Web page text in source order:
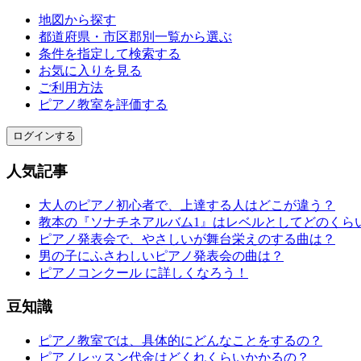
地図から探す
都道府県・市区郡別一覧から選ぶ
条件を指定して検索する
お気に入りを見る
ご利用方法
ピアノ教室を評価する
ログインする
人気記事
大人のピアノ初心者で、上達する人はどこが違う？
教本の『ソナチネアルバム1』はレベルとしてどのくら
ピアノ発表会で、やさしいが舞台栄えのする曲は？
男の子にふさわしいピアノ発表会の曲は？
ピアノコンクール に詳しくなろう！
豆知識
ピアノ教室では、具体的にどんなことをするの？
ピアノレッスン代金はどくれくらいかかるの？